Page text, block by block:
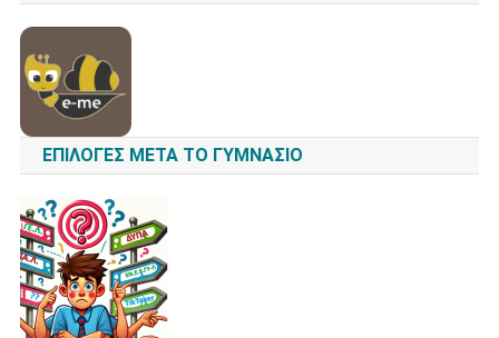
ΕΠΙΛΟΓΈΣ ΜΕΤΆ ΤΟ ΓΥΜΝΆΣΙΟ